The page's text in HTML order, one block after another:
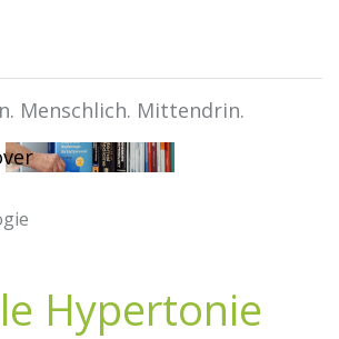
Menschlich. Mittendrin.
Hypertonie